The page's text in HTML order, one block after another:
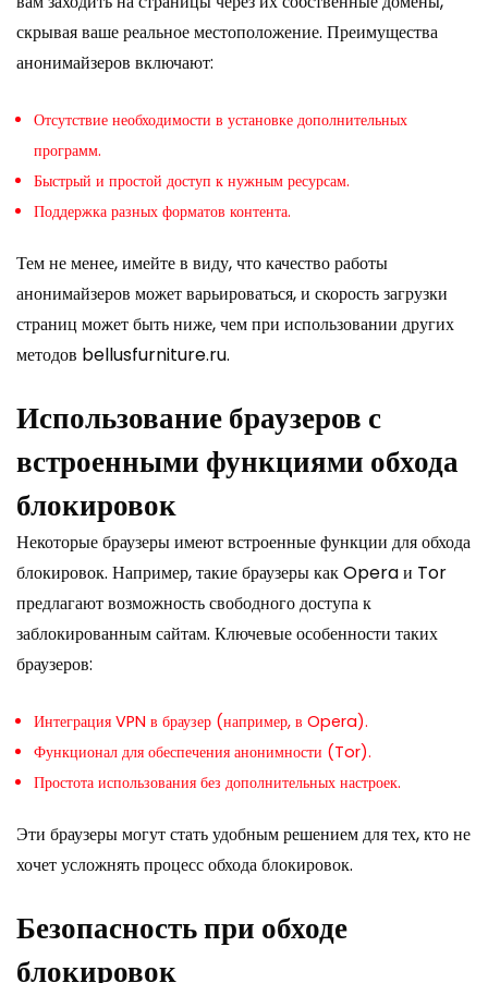
скрывая ваше реальное местоположение. Преимущества
анонимайзеров включают:
Отсутствие необходимости в установке дополнительных
программ.
Быстрый и простой доступ к нужным ресурсам.
Поддержка разных форматов контента.
Тем не менее, имейте в виду, что качество работы
анонимайзеров может варьироваться, и скорость загрузки
страниц может быть ниже, чем при использовании других
методов bellusfurniture.ru.
Использование браузеров с
встроенными функциями обхода
блокировок
Некоторые браузеры имеют встроенные функции для обхода
блокировок. Например, такие браузеры как Opera и Tor
предлагают возможность свободного доступа к
заблокированным сайтам. Ключевые особенности таких
браузеров:
Интеграция VPN в браузер (например, в Opera).
Функционал для обеспечения анонимности (Tor).
Простота использования без дополнительных настроек.
Эти браузеры могут стать удобным решением для тех, кто не
хочет усложнять процесс обхода блокировок.
Безопасность при обходе
блокировок